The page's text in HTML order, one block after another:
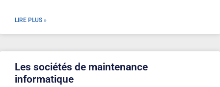
LIRE PLUS »
Les sociétés de maintenance
informatique